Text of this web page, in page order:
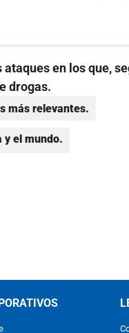
ataques en los que,
drogas.
más relevantes.
y el mundo.